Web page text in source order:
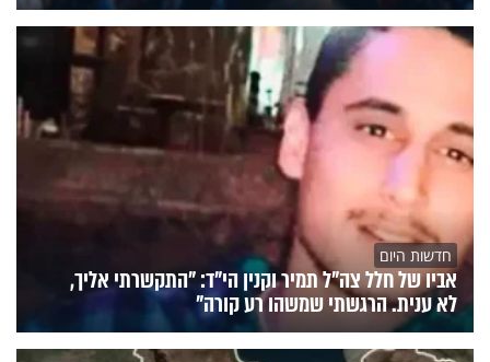
חדשות היום
אביו של חלל צה"ל תמיר וקנין הי"ד: "התקשרתי אליך,
לא ענית. הרגשתי שמשהו רע קורה"